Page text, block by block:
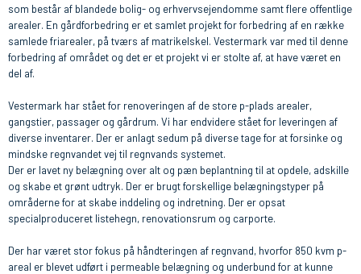
som består af blandede bolig- og erhvervsejendomme samt flere offentlige
arealer. En gårdforbedring er et samlet projekt for forbedring af en række
samlede friarealer, på tværs af matrikelskel. Vestermark var med til denne
forbedring af området og det er et projekt vi er stolte af, at have været en
del af.
Vestermark har stået for renoveringen af de store p-plads arealer,
gangstier, passager og gårdrum. Vi har endvidere stået for leveringen af
diverse inventarer. Der er anlagt sedum på diverse tage for at forsinke og
mindske regnvandet vej til regnvands systemet.
Der er lavet ny belægning over alt og pæn beplantning til at opdele, adskille
og skabe et grønt udtryk. Der er brugt forskellige belægningstyper på
områderne for at skabe inddeling og indretning. Der er opsat
specialproduceret listehegn, renovationsrum og carporte.
Der har været stor fokus på håndteringen af regnvand, hvorfor 850 kvm p-
areal er blevet udført i permeable belægning og underbund for at kunne